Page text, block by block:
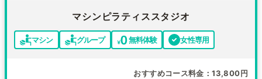
マシンピラティススタジオ
マシン グループ 無料体験 女性専用
おすすめコース料金 13,800円